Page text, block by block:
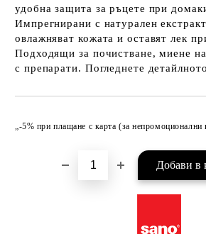
удобна защита за ръцете при
Импрегнирани с натурален
овлажняват кожата и оставят лек
Подходящи за почистване, миене
с препарати. Погледнете
„-5% при плащане с карта (за непромоционални